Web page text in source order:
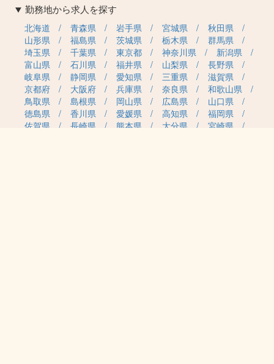
勤務地から求人を探す
北海道 青森県 岩手県 宮城県
秋田県
山形県
福島県 茨城県 栃木県
群馬県
埼玉県
千葉県 東京都 神奈川県
新潟県
富山県
石川県 福井県 山梨県
長野県
岐阜県
静岡県 愛知県 三重県
滋賀県
京都府
大阪府 兵庫県 奈良県
和歌山県
鳥取県
島根県 岡山県 広島県
山口県
徳島県
香川県 愛媛県 高知県
福岡県
佐賀県
長崎県 熊本県 大分県
宮崎県